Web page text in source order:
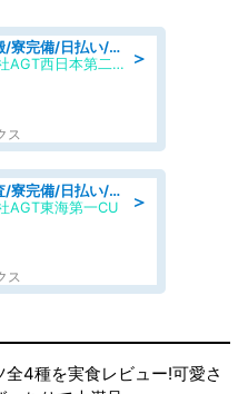
＞
自動車製品の加工・運搬/寮完備/日払い/工場・製造
UTエージェント株式会社AGT西日本第二CU
ス
＞
自動車製品の組立・検査/寮完備/日払い/工場・製造
AGT東海第一CU
ス
全4種を実食レビュー!可愛さ